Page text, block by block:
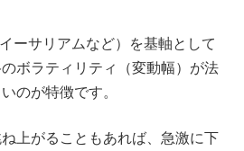
ーサリアムなど）を基軸として
ボラティリティ（変動幅）が法
のが特徴です。
上がることもあれば、急激に下